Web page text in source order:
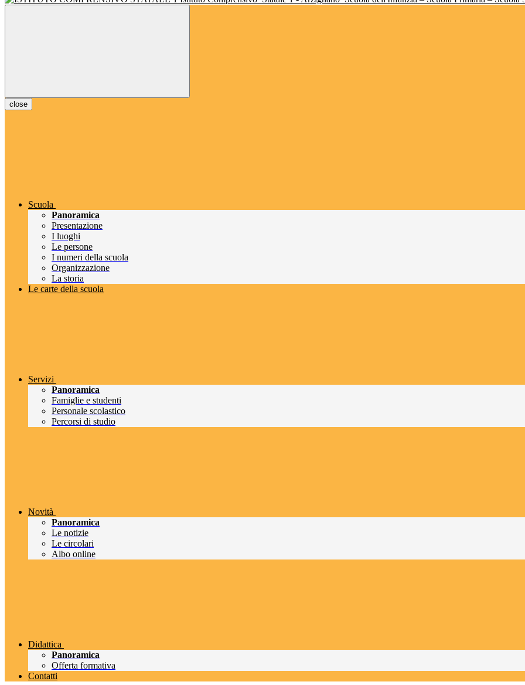
close
Scuola
Panoramica
Presentazione
I luoghi
Le persone
I numeri della scuola
Organizzazione
La storia
Le carte della scuola
Servizi
Panoramica
Famiglie e studenti
Personale scolastico
Percorsi di studio
Novità
Panoramica
Le notizie
Le circolari
Albo online
Didattica
Panoramica
Offerta formativa
Contatti